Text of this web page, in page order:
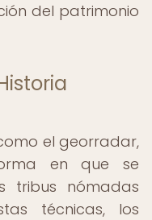
del patrimonio
el georradar,
en que se
tribus nómadas
técnicas, los